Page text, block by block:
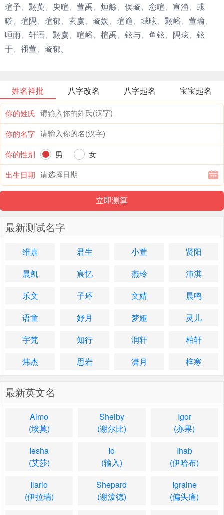
瑄予、翾萸、臾暄、萱禹、烜艅、俣璇、悆喧、宣渔、彧
暶、瑄隅、瑄郁、玄虞、璇娱、瑄逾、域昡、翾峪、萱瑜、
咺雨、轩语、翾虞、喧峪、楦禹、铉与、鱼铉、隅玹、铉
于、祤萱、璇郁。
姓名祥批 八字改名 八字起名 宝宝起名
你的姓氏
你的名字
你的性别
男
女
出生日期
最新测试名字
维嘉 君生 小萱
贤阳
晨凯
宸忆 燕玲
沛淇
乐文
子环 文婧
晨鸣
语童
妤月 梦娅
灵儿
宇梵
知行 润轩
柏轩
炜杰
思岩 潇月 梓寒
最新英文名
Aimo
(埃莫)
Shelby
(谢尔比)
Igor
(亦果)
Iesha
(艾莎)
Io
(输入)
Ihab
(伊哈布)
Ilario
(伊拉瑞)
Shepard
(谢泼德)
Igraine
(偏头痛)